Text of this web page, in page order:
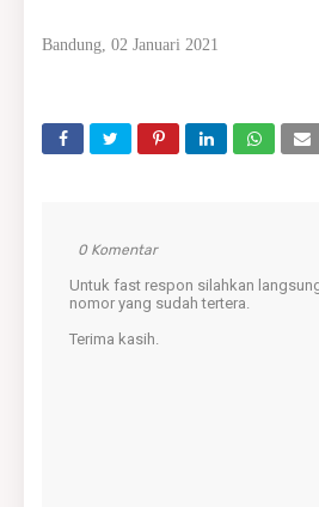
Bandung, 02 Januari 2021
0 Komentar
Untuk fast respon silahkan
nomor yang sudah tertera.
Terima kasih.